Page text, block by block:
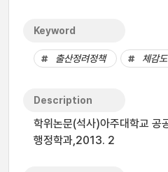
Keyword
출산정려정책 체감도
Description
학위논문(석사)아주대학교 공
행정학과,2013. 2